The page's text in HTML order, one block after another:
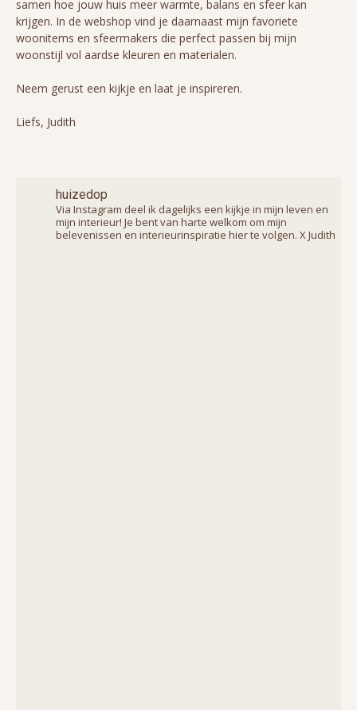
samen hoe jouw huis meer warmte, balans en sfeer kan
krijgen. In de webshop vind je daarnaast mijn favoriete
woonitems en sfeermakers die perfect passen bij mijn
woonstijl vol aardse kleuren en materialen.
Neem gerust een kijkje en laat je inspireren.
Liefs, Judith
huizedop
Via Instagram deel ik dagelijks een kijkje in mijn leven en
mijn interieur! Je bent van harte welkom om mijn
belevenissen en interieurinspiratie hier te volgen. X Judith